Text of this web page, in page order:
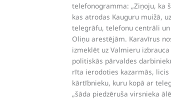
telefonogramma: „Ziņoju, ka
kas atrodas Kauguru muižā,
telegrāfu, telefonu centrāli
Oliņu arestējām. Karavīrus
izmeklēt uz Valmieru
politiskās pārvaldes
rīta ierodoties kazarmās,
kārtībnieku, kuru kopā ar
„šāda piedzēruša virsnieka